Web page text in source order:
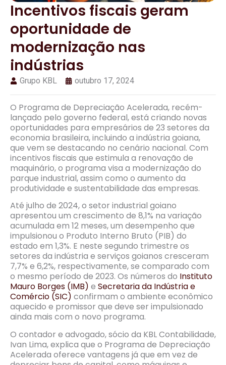
Incentivos fiscais geram
oportunidade de
modernização nas
indústrias
Grupo KBL outubro 17, 2024
O Programa de Depreciação Acelerada, recém-
lançado pelo governo federal, está criando novas
oportunidades para empresários de 23 setores da
economia brasileira, incluindo a indústria goiana,
que vem se destacando no cenário nacional. Com
incentivos fiscais que estimula a renovação de
maquinário, o programa visa a modernização do
parque industrial, assim como o aumento da
produtividade e sustentabilidade das empresas.
Até julho de 2024, o setor industrial goiano
apresentou um crescimento de 8,1% na variação
acumulada em 12 meses, um desempenho que
impulsionou o Produto Interno Bruto (PIB) do
estado em 1,3%. E neste segundo trimestre os
setores da indústria e serviços goianos cresceram
7,7% e 6,2%, respectivamente, se comparado com
o mesmo período de 2023. Os números do Instituto
Mauro Borges (IMB) e Secretaria da Indústria e
Comércio (SIC) confirmam o ambiente econômico
aquecido e promissor que deve ser impulsionado
ainda mais com o novo programa.
O contador e advogado, sócio da KBL Contabilidade,
Ivan Lima, explica que o Programa de Depreciação
Acelerada oferece vantagens já que em vez de